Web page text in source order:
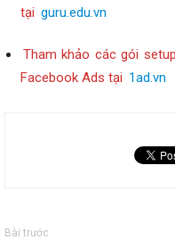
tại guru.edu.vn
Tham khảo các gói
Facebook Ads tại 1ad.vn
Bài trước